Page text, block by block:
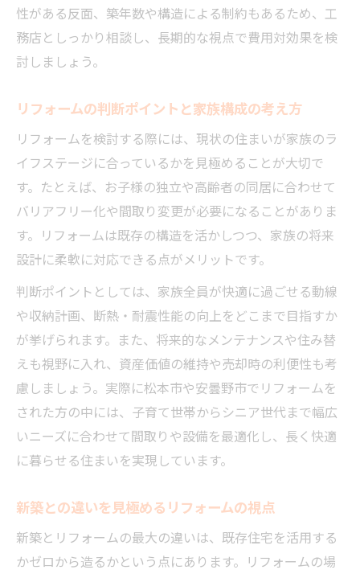
性がある反面、築年数や構造による制約もあるため、工
務店としっかり相談し、長期的な視点で費用対効果を検
討しましょう。
リフォームの判断ポイントと家族構成の考え方
リフォームを検討する際には、現状の住まいが家族のラ
イフステージに合っているかを見極めることが大切で
す。たとえば、お子様の独立や高齢者の同居に合わせて
バリアフリー化や間取り変更が必要になることがありま
す。リフォームは既存の構造を活かしつつ、家族の将来
設計に柔軟に対応できる点がメリットです。
判断ポイントとしては、家族全員が快適に過ごせる動線
や収納計画、断熱・耐震性能の向上をどこまで目指すか
が挙げられます。また、将来的なメンテナンスや住み替
えも視野に入れ、資産価値の維持や売却時の利便性も考
慮しましょう。実際に松本市や安曇野市でリフォームを
された方の中には、子育て世帯からシニア世代まで幅広
いニーズに合わせて間取りや設備を最適化し、長く快適
に暮らせる住まいを実現しています。
新築との違いを見極めるリフォームの視点
新築とリフォームの最大の違いは、既存住宅を活用する
かゼロから造るかという点にあります。リフォームの場